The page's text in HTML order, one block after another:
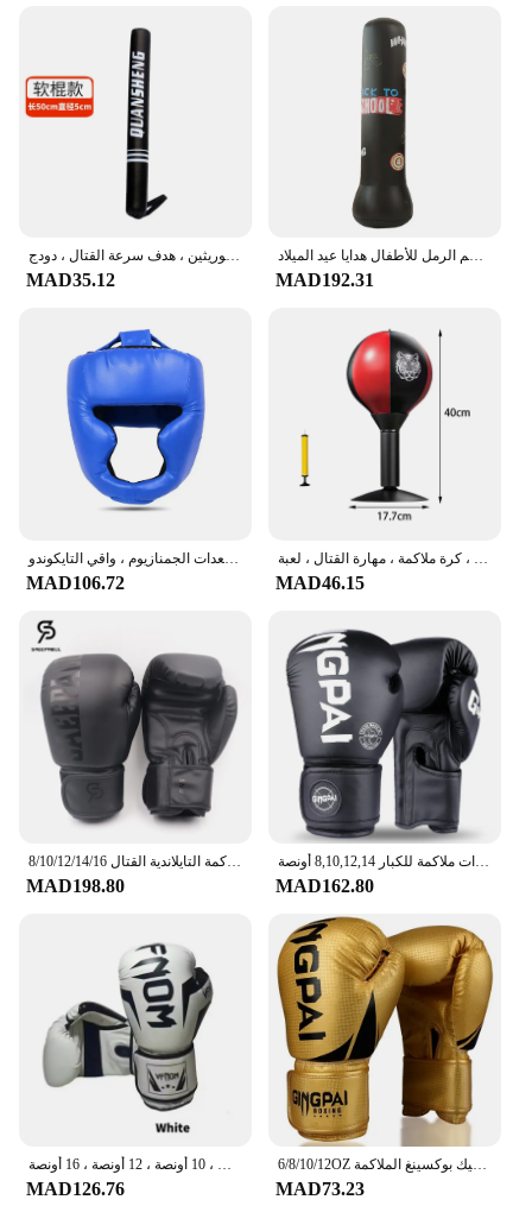
عصا تدريب الملاكمة من جلد البولي يوريثين ، هدف سرعة القتال ، دودج MMA التايلاندية ، رد فعل ، الكيك بوكسينغ ، معدات التايكوندو ، 1
MAD35.12
نفخ الملاكمة الدائمة حقيبة التدريب تخفيف الضغط اللياقة البدنية اللكم الرمل للأطفال هدايا عيد الميلاد
MAD192.31
خوذة ملاكمة مغطاة بالكامل للأطفال والكبار ، تدريب سميك على الملاكمة التايلاندية ، واقي الرأس ، معدات الجمنازيوم ، واقي التايكوندو
MAD106.72
حقيبة تثقيب مكتبية مع مضخة هواء ، كرة ملاكمة ، مهارة القتال ، لعبة MMA ، قاعدة شفط للبالغين ، الأطفال ، المنزل ، التدريب في صالة الألعاب الرياضية
MAD46.15
8/10/12/14/16 أوقية قفازات الملاكمة المهنية ساندا الملاكمة التايلاندية القتال MMA قفازات للرجال النساء الاطفال اللكم حقيبة كيك بوكسينغ قفازات
MAD198.80
قفازات ملاكمة للكبار 8,10,12,14 أونصة PU كاراتيه MuayThai Guantes De Boxeo معدات تدريب MMA Sanda للرجال والنساء
MAD162.80
قفازات الملاكمة المهنية للبالغين والأطفال ، ساندا ، الملاكمة التايلاندية ، القتال ، كيس اللكم ، الكيك بوكسينغ ، الرجال ، النساء ، 6 أونصات ، 10 أونصة ، 12 أونصة ، 16 أونصة
MAD126.76
6/8/10/12OZ الملونة الملاكمة قفازات الكبار بو رغوة الكبار ركلة التدريب الكيك بوكسينغ الملاكمة mma قفاز قفازات الملاكمة التايلاندية الرمل قفازات
MAD73.23